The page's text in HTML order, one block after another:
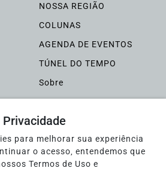
NOSSA REGIÃO
COLUNAS
AGENDA DE EVENTOS
TÚNEL DO TEMPO
Sobre
Contato
Privacidade
para melhorar sua experiência
o acesso, entendemos que
Termos de Uso e